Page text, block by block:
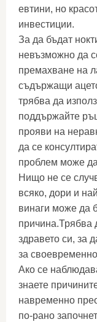
евтини, но
инвестиции.
За да бъдат
невъзможно да
премахване на
съдържащи
трябва да
поддържайте
прояви на
да се
проблем може
Нищо не се
всяко, дори и
винаги може да
причина.Трябва
здравето си, за
за
Ако се
знаете
навременно
по-рано